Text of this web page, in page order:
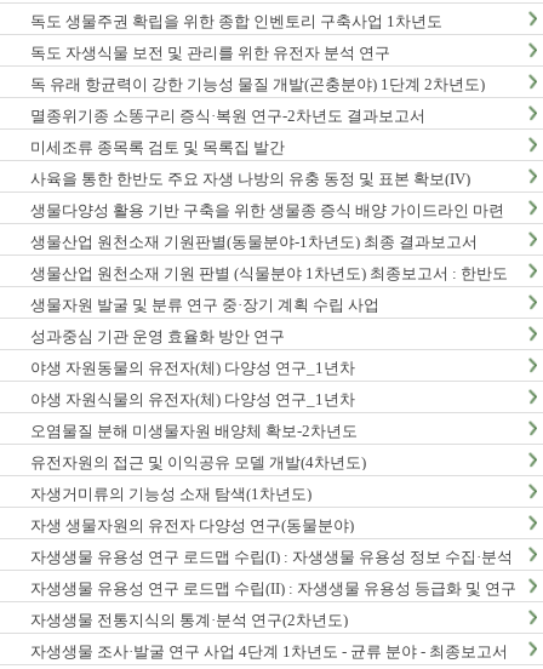
독도 생물주권 확립을 위한 종합 인벤토리 구축사업 1차년도
독도 자생식물 보전 및 관리를 위한 유전자 분석 연구
독 유래 항균력이 강한 기능성 물질 개발(곤충분야) 1단계 2차년도)
멸종위기종 소똥구리 증식·복원 연구-2차년도 결과보고서
미세조류 종목록 검토 및 목록집 발간
사육을 통한 한반도 주요 자생 나방의 유충 동정 및 표본 확보(IV)
생물다양성 활용 기반 구축을 위한 생물종 증식 배양 가이드라인 마련
연구(2차년도)
생물산업 원천소재 기원판별(동물분야-1차년도) 최종 결과보고서
생물산업 원천소재 기원 판별 (식물분야 1차년도) 최종보고서 : 한반도
생물다양성 보전 관리 기반 구축 사업
생물자원 발굴 및 분류 연구 중·장기 계획 수립 사업
성과중심 기관 운영 효율화 방안 연구
야생 자원동물의 유전자(체) 다양성 연구_1년차
야생 자원식물의 유전자(체) 다양성 연구_1년차
오염물질 분해 미생물자원 배양체 확보-2차년도
유전자원의 접근 및 이익공유 모델 개발(4차년도)
자생거미류의 기능성 소재 탐색(1차년도)
자생 생물자원의 유전자 다양성 연구(동물분야)
자생생물 유용성 연구 로드맵 수립(I) : 자생생물 유용성 정보 수집·분석
사업
자생생물 유용성 연구 로드맵 수립(II) : 자생생물 유용성 등급화 및 연구
종합계획 수립
자생생물 전통지식의 통계·분석 연구(2차년도)
자생생물 조사·발굴 연구 사업 4단계 1차년도 - 균류 분야 - 최종보고서